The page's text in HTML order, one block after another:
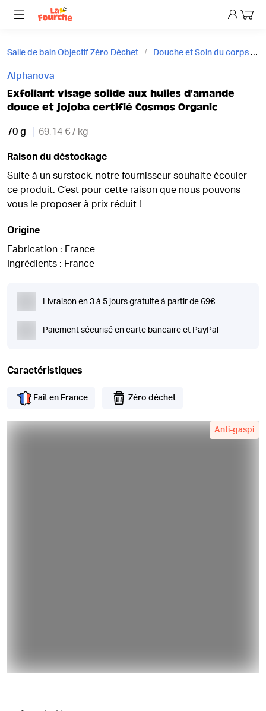
Mon
Salle de bain Objectif Zéro Déchet Douche et Soin du corps Objectif Zéro Déchet
Alphanova
Exfoliant visage solide aux huiles d'amande
douce et jojoba certifié Cosmos Organic
70 g 69,14 € / kg
Raison du déstockage
Suite à un surstock, notre fournisseur souhaite écouler
ce produit. C’est pour cette raison que nous pouvons
vous le proposer à prix réduit !
Origine
Fabrication : France
Ingrédients : France
Livraison en 3 à 5 jours gratuite à partir de 69€
Paiement sécurisé en carte bancaire et PayPal
Caractéristiques
Fait en France Zéro déchet
Anti-gaspi